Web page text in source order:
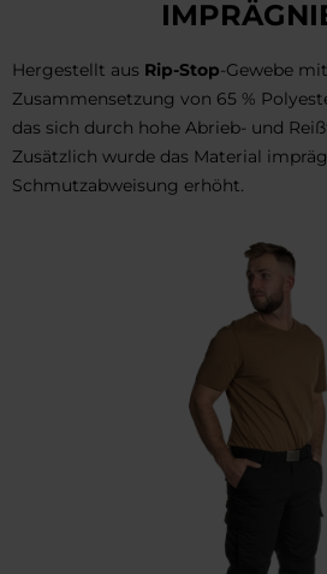
Hergestellt aus Rip-Stop-Gewebe
Zusammensetzung von 65 %
das sich durch hohe Abrieb- und
Zusätzlich wurde das Material
Schmutzabweisung erhöht.